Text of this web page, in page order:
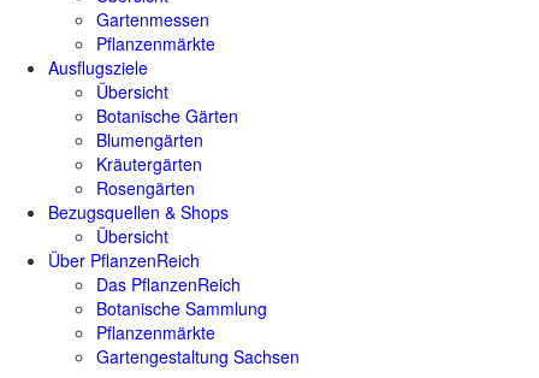
Gartenmessen
Pflanzenmärkte
Ausflugsziele
Übersicht
Botanische Gärten
Blumengärten
Kräutergärten
Rosengärten
Bezugsquellen & Shops
Übersicht
Über PflanzenReich
Das PflanzenReich
Botanische Sammlung
Pflanzenmärkte
Gartengestaltung Sachsen